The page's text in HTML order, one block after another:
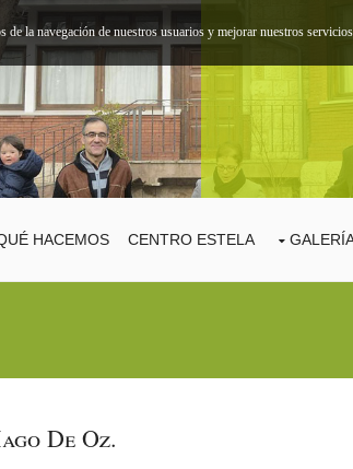
HACEMOS CENTRO ESTELA
De Oz.
la navegación de nuestros usuarios y mejorar nuestros